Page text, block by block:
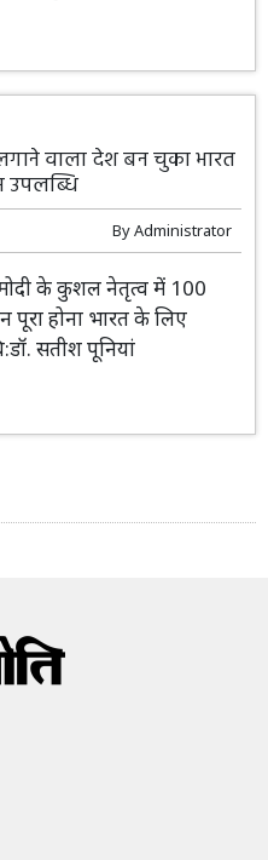
वाला देश बन चुका भारत
उपलब्धि
ByAdministrator
मोदी के कुशल नेतृत्व में 100
पूरा होना भारत के लिए
सतीश पूनियां